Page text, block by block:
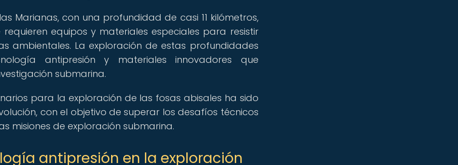
Marianas, con una profundidad de casi 11 kilómetros,
equipos y materiales especiales para resistir
ambientales. La exploración de estas profundidades
antipresión y materiales innovadores que
submarina.
para la exploración de las fosas abisales ha sido
con el objetivo de superar los desafíos técnicos
misiones de exploración submarina.
antipresión en la exploración